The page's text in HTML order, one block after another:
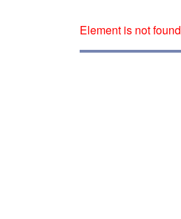
Element is not found